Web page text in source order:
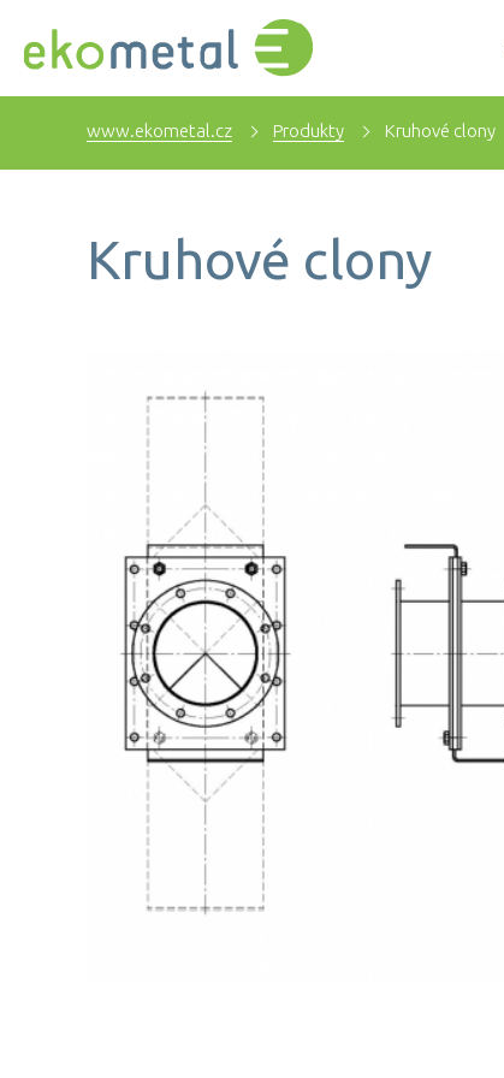
www.ekometal.cz Produkty Kruhové clony
Kruhové clony